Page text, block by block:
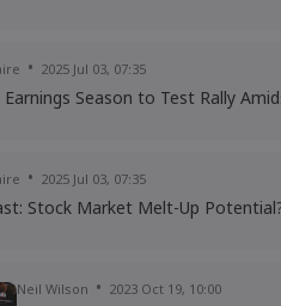
2025 Jul 03, 07:35
Earnings Season to Test Rally
2025 Jul 03, 07:35
Stock Market Melt-Up
Neil Wilson 2023 Oct 19, 10:00